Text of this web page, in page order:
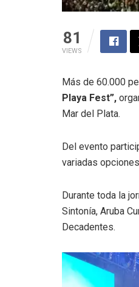
81
VIEWS
Más de 60.000
Playa Fest”,
Mar del Plata.
Del evento
variadas
Durante toda la
Sintonía, Aruba
Decadentes.